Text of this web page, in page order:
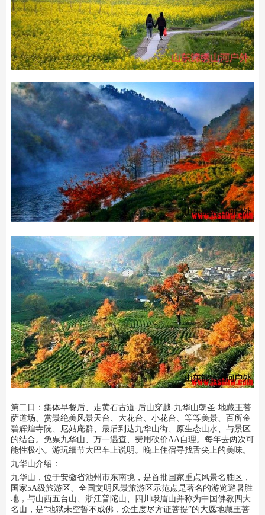
第二日：集体早餐后、走黄石古道-后山穿越-九华山朝圣-地藏王菩
萨道场、赏景绝美风景天台、大花台、小花台、等等美景、百所金
碧辉煌寺院、尼姑庵群、最后到达九华山街、原生态山水、与景区
的结合。免票九华山、万一遇查、费用砍价AA自理。每年去两次可
能性极小。游玩细节大巴车上说明。晚上住宿寻找舌尖上的美味。
九华山介绍：
九华山，位于安徽省池州市东南境，是首批国家重点风景名胜区，
国家5A级旅游区、全国文明风景旅游区示范点是著名的游览避暑胜
地，与山西五台山、浙江普陀山、四川峨眉山并称为中国佛教四大
名山，是“地狱未空誓不成佛，众生度尽方证菩提”的大愿地藏王菩